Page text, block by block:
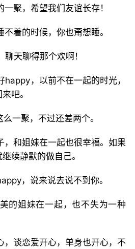
聚，希望我们友谊长存！
着的时候，你也甭想睡。
天聊得那个欢啊！
，以前不在一起的时光，
吧。
一聚，不过还差两个。
，和姐妹在一起也很幸福。如果
续静默的做自己。
，说来说去说不到你。
的姐妹在一起，也不失为一种
，谈恋爱开心，单身也开心，不